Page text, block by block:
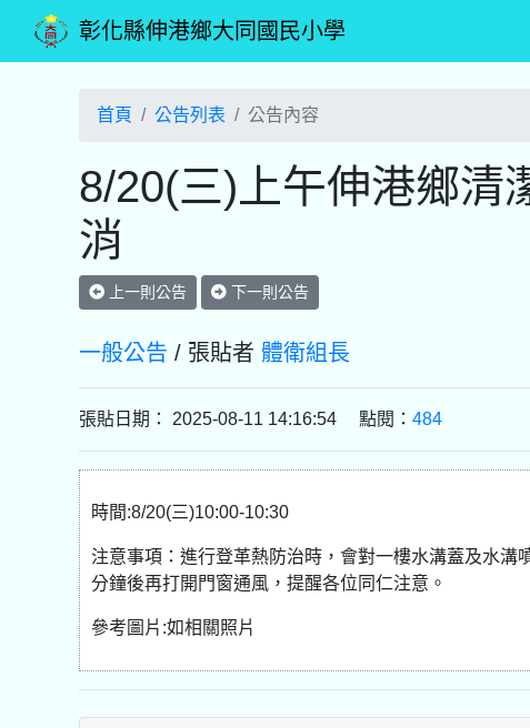
彰化縣伸港鄉大同國民小學
首頁 公告列表 公告內容
8/20(三)上午伸港鄉清
消
上一則公告 下一則公告
一般公告 / 張貼者 體衛組長
張貼日期： 2025-08-11 14:16:54 點閱： 484
時間:8/20(三)10:00-10:30
注意事項：進行登革熱防治時，會對一樓水溝蓋及水
分鐘後再打開門窗通風，提醒各位同仁注意。
參考圖片:如相關照片